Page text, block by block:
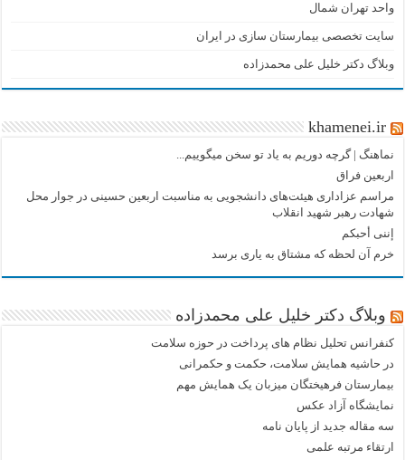
واحد تهران شمال
سایت تخصصی بیمارستان سازی در ایران
وبلاگ دکتر خلیل علی محمدزاده
khamenei.ir
نماهنگ |‌ گرچه دوریم به یاد تو سخن میگوییم...
اربعین فراق
مراسم عزاداری هیئت‌های دانشجویی به مناسبت اربعین حسینی در جوار محل
شهادت رهبر شهید انقلاب
إننی أحبکم
خرم آن لحظه که مشتاق به یاری برسد
وبلاگ دکتر خلیل علی محمدزاده
کنفرانس تحلیل نظام های پرداخت در حوزه سلامت
در حاشیه همایش سلامت، حکمت و حکمرانی
بیمارستان فرهیختگان میزبان یک همایش مهم
نمایشگاه آزاد عکس
سه مقاله جدید از پایان نامه
ارتقاء مرتبه علمی